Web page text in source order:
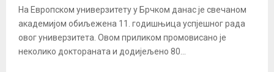
На Европском универзитету у Брчком данас је свечаном
академијом обиљежена 11. годишњица успјешног рада
овог универзитета. Овом приликом промовисано је
неколико доктораната и додијељено 80...